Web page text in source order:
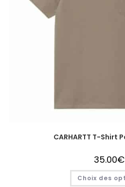
CARHARTT T-Shirt
35.00€
Choix des